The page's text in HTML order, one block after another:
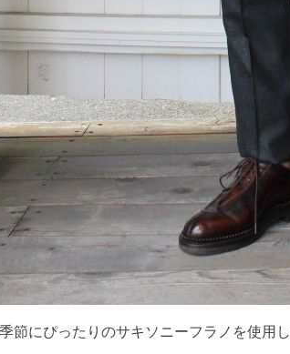
節にぴったりのサキソニーフラノを使用